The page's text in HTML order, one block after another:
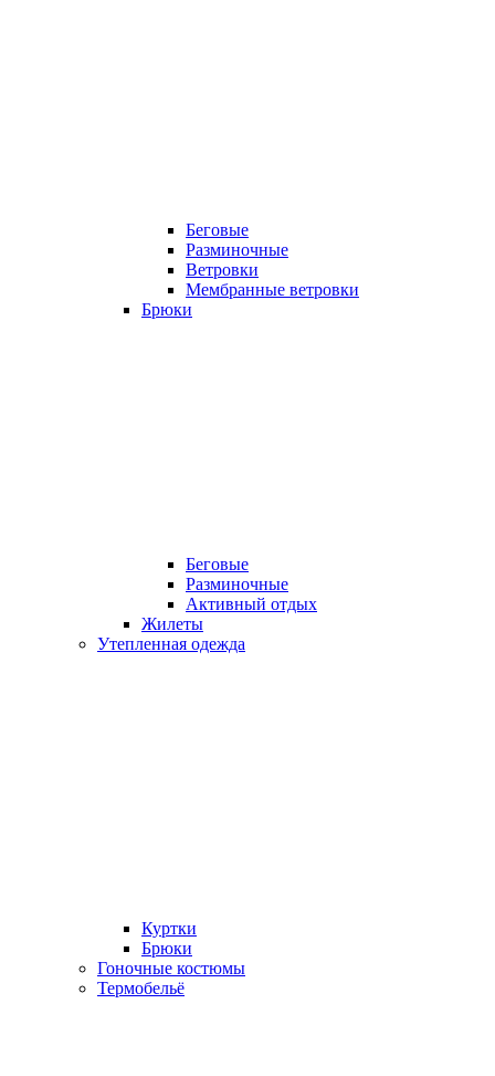
Беговые
Разминочные
Ветровки
Мембранные ветровки
Брюки
Беговые
Разминочные
Активный отдых
Жилеты
Утепленная одежда
Куртки
Брюки
Гоночные костюмы
Термобельё